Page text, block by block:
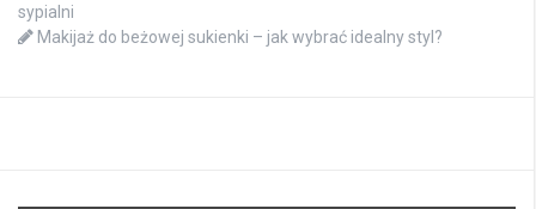
sypialni
Makijaż do beżowej sukienki – jak wybrać idealny styl?